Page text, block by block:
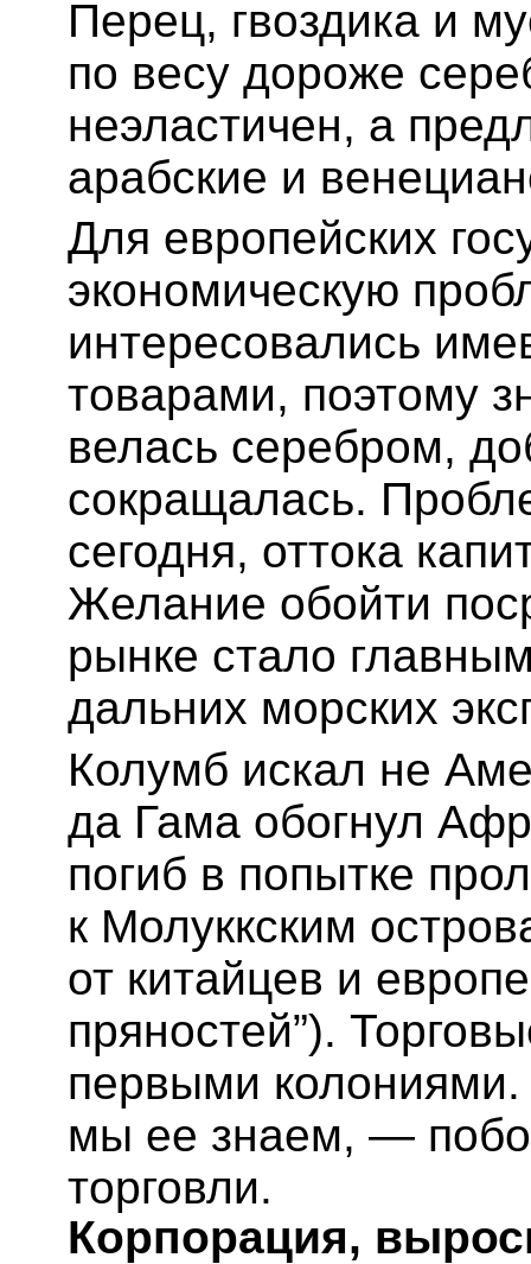
Перец, гвоздика и
по весу дороже
неэластичен, а
арабские и
Для европейских
экономическую
интересовались
товарами, поэтому
велась серебром,
сокращалась.
сегодня, оттока
Желание обойти
рынке стало
дальних морских
Колумб искал не
да Гама обогнул
погиб в попытке
к Молуккским
от китайцев и
пряностей”).
первыми
мы ее знаем, —
торговли.
Корпорация,